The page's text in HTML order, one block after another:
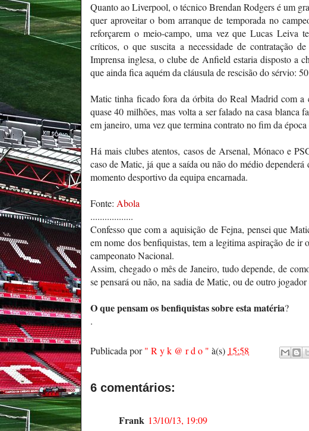
Quanto ao Liverpool, o técnico Brendan Rodgers é um
quer aproveitar o bom arranque de temporada no
reforçarem o meio-campo, uma vez que Lucas Leiva
críticos, o que suscita a necessidade de contratação
Imprensa inglesa, o clube de Anfield estaria disposto a
que ainda fica aquém da cláusula de rescisão do sérvio:
Matic tinha ficado fora da órbita do Real Madrid com a
quase 40 milhões, mas volta a ser falado na casa
em janeiro, uma vez que termina contrato no fim da
Há mais clubes atentos, casos de Arsenal, Mónaco e
caso de Matic, já que a saída ou não do médio
momento desportivo da equipa encarnada.
Fonte: Abola
..................
Confesso que com a aquisição de Fejna, pensei que
em nome dos benfiquistas, tem a legitima aspiração de
campeonato Nacional.
Assim, chegado o mês de Janeiro, tudo depende, de
se pensará ou não, na sadia de Matic, ou de outro jogador
O que pensam os benfiquistas sobre esta matéria?
.
Publicada por" R y k @ r d o " à(s) 15:58
6 comentários:
Frank 13/10/13, 19:09